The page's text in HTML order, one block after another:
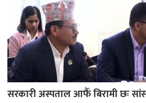
सरकारी अस्पताल आफैँ बिरामी छः